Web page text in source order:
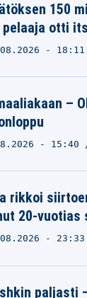
150
otti
- 18:11
–
- 15:40
rikkoi
20-vuotias
- 23:33
paljasti